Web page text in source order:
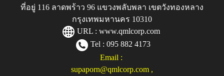
ที่อยู่ 116 ลาดพร้าว 96 แขวงพลับพลา เขตวังทองหลาง
กรุงเทพมหานคร 10310
URL : www.qmlcorp.com
Tel : 095 882 4173
Email :
supaporn@qmlcorp.com ,